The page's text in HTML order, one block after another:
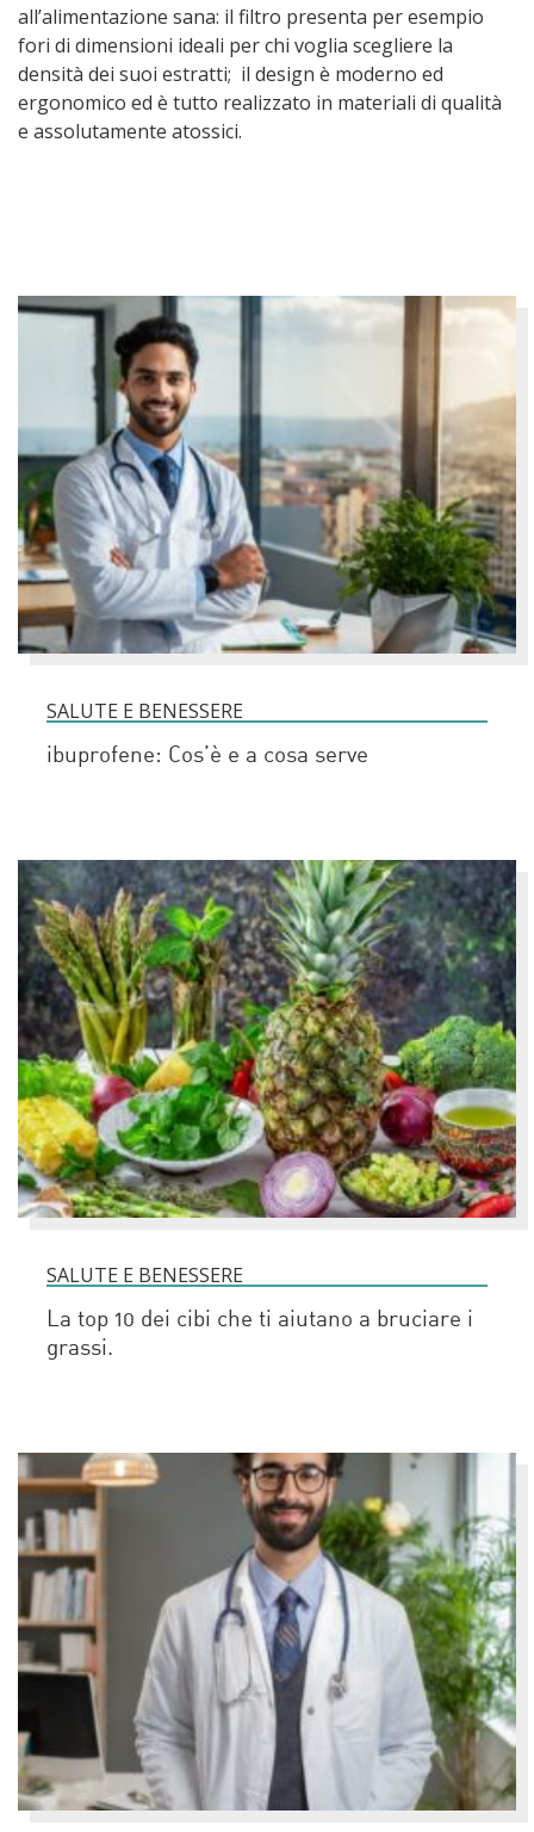
all’alimentazione sana: il filtro presenta per esempio
fori di dimensioni ideali per chi voglia scegliere la
densità dei suoi estratti; il design è moderno ed
ergonomico ed è tutto realizzato in materiali di qualità
e assolutamente atossici.
SALUTE E BENESSERE
ibuprofene: Cos’è e a cosa serve
SALUTE E BENESSERE
La top 10 dei cibi che ti aiutano a bruciare i
grassi.